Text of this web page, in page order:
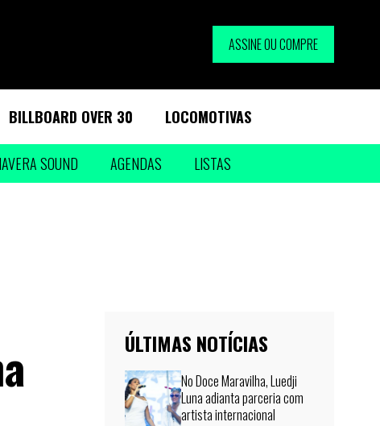
ASSINE OU COMPRE
BILLBOARD OVER 30 LOCOMOTIVAS
SOUND AGENDAS LISTAS
ÚLTIMAS NOTÍCIAS
No Doce Maravilha, Luedji
Luna adianta parceria com
artista internacional